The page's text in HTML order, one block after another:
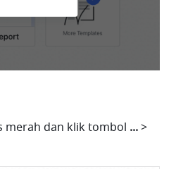
merah dan klik tombol ...